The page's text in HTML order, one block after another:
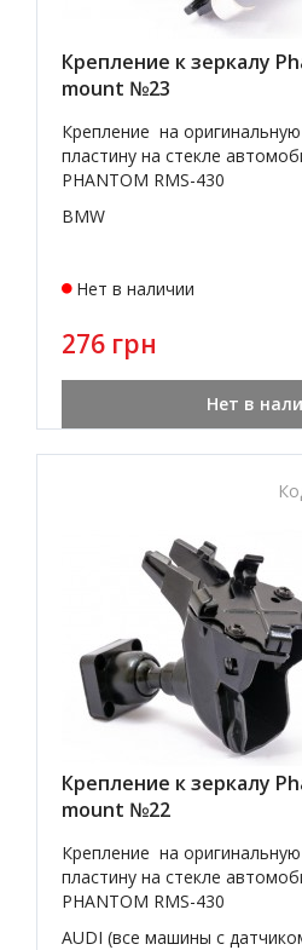
Крепление к зеркалу
mount №23
Крепление на
пластину на стекле
PHANTOM RMS-430
BMW
Нет в наличии
276 грн
Нет в
Крепление к зеркалу
mount №22
Крепление на
пластину на стекле
PHANTOM RMS-430
AUDI (все машины c